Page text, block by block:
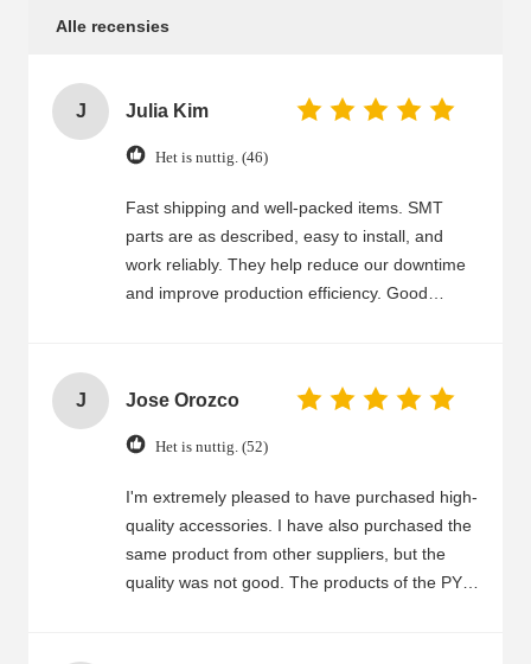
Alle recensies
J Julia Kim
Het is nuttig. (46)
Fast shipping and well-packed items. SMT
parts are as described, easy to install, and
work reliably. They help reduce our downtime
and improve production efficiency. Good
J Jose Orozco
Het is nuttig. (52)
I'm extremely pleased to have purchased high-
quality accessories. I have also purchased the
same product from other suppliers, but the
quality was not good. The products of the PY